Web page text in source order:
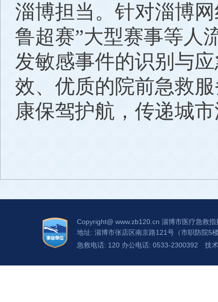
淄博担当。针对淄博
鲁超赛”大型赛事等人
发敏感事件的识别与
效、优质的院前急救
康保驾护航，传递城
Copyright@ www.zb120.cn 淄博市医疗急救指
地址: 淄博市张店区南京路121号（市职防院5
急救电话: 120 办公电话: 0533-2300392
技